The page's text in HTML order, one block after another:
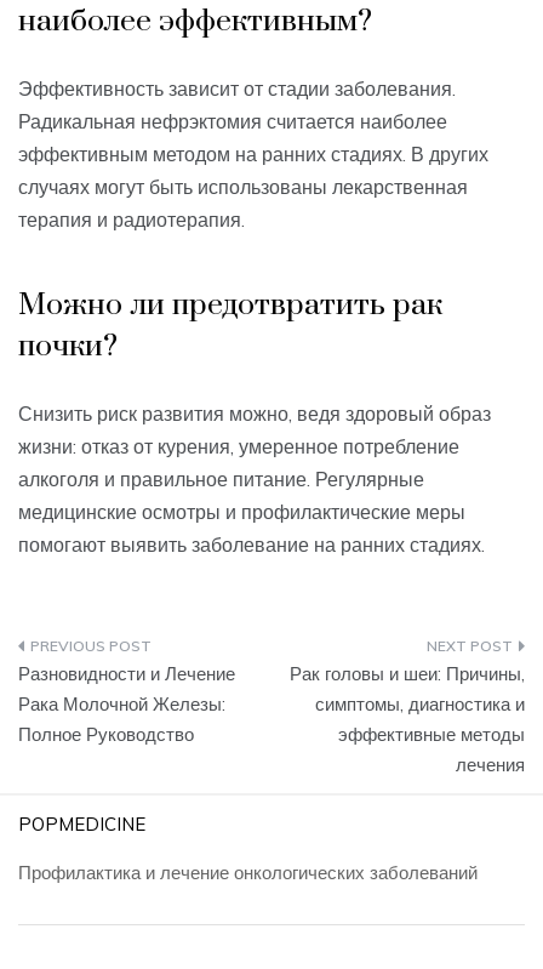
наиболее эффективным?
Эффективность зависит от стадии заболевания.
Радикальная нефрэктомия считается наиболее
эффективным методом на ранних стадиях. В других
случаях могут быть использованы лекарственная
терапия и радиотерапия.
Можно ли предотвратить рак
почки?
Снизить риск развития можно, ведя здоровый образ
жизни: отказ от курения, умеренное потребление
алкоголя и правильное питание. Регулярные
медицинские осмотры и профилактические меры
помогают выявить заболевание на ранних стадиях.
Навигация
по
записям
Разновидности и Лечение
Рака Молочной Железы:
Полное Руководство
Рак головы и шеи: Причины,
симптомы, диагностика и
эффективные методы
лечения
POPMEDICINE
Профилактика и лечение онкологических заболеваний